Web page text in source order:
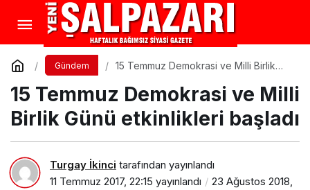
Gündem
15 Temmuz Demokrasi ve Milli Birlik
15 Temmuz Demokrasi ve Milli
Birlik Günü etkinlikleri başladı
Turgay İkinci tarafından yayınlandı
11 Temmuz 2017, 22:15 yayınlandı
23 Ağustos 2018,